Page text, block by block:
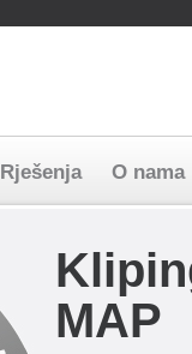
Rješenja O nama
MAP